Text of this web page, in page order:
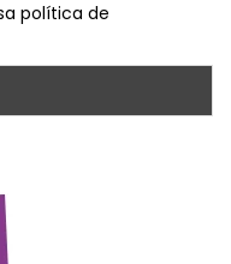
política de